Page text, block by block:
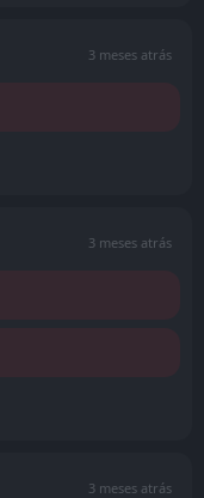
3 meses atrás
3 meses atrás
3 meses atrás